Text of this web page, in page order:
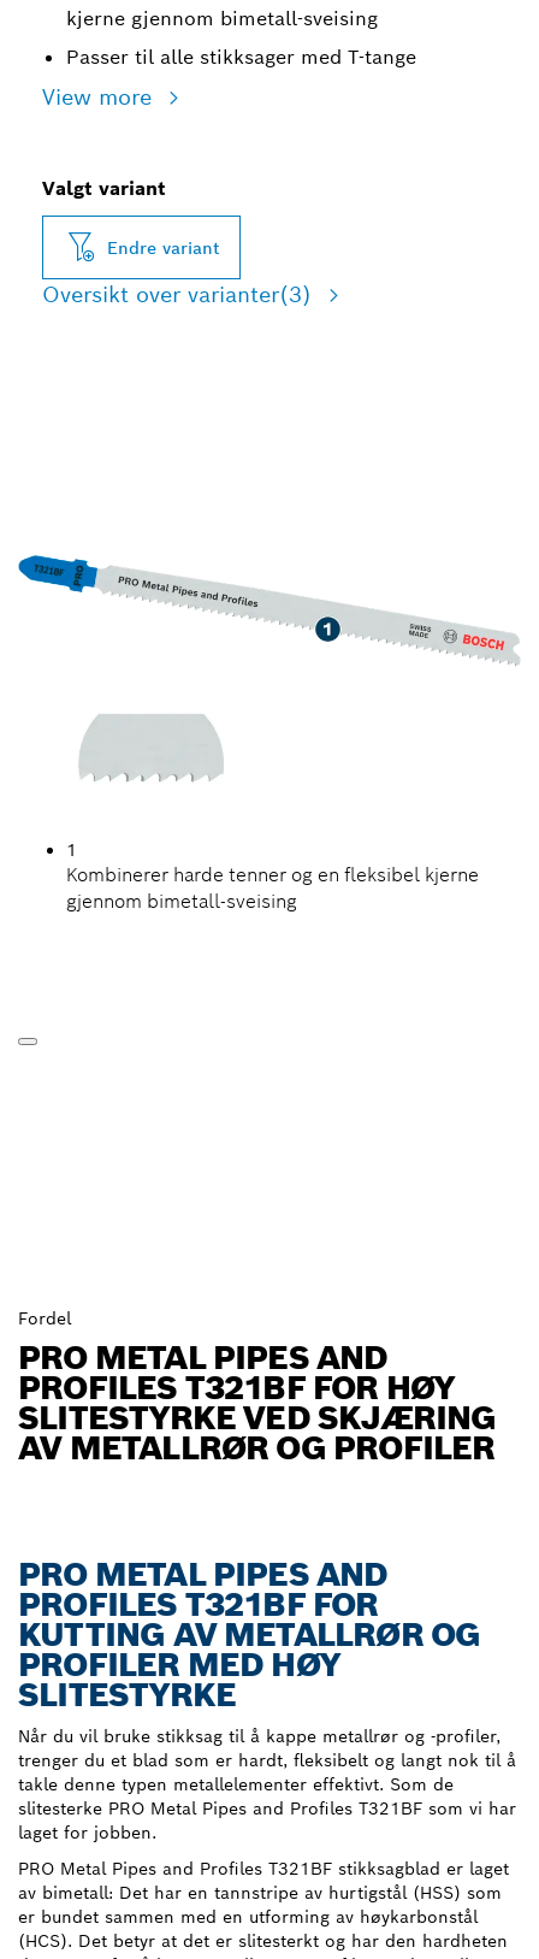
kjerne gjennom bimetall-sveising
Passer til alle stikksager med T-tange
View more
Valgt variant
Endre variant
Oversikt over varianter(3)
1
Kombinerer harde tenner og en fleksibel kjerne
gjennom bimetall-sveising
Fordel
PRO METAL PIPES AND
PROFILES T321BF FOR HØY
SLITESTYRKE VED SKJÆRING
AV METALLRØR OG PROFILER
PRO METAL PIPES AND
PROFILES T321BF FOR
KUTTING AV METALLRØR OG
PROFILER MED HØY
SLITESTYRKE
Når du vil bruke stikksag til å kappe metallrør og -profiler,
trenger du et blad som er hardt, fleksibelt og langt nok til å
takle denne typen metallelementer effektivt. Som de
slitesterke PRO Metal Pipes and Profiles T321BF som vi har
laget for jobben.
PRO Metal Pipes and Profiles T321BF stikksagblad er laget
av bimetall: Det har en tannstripe av hurtigstål (HSS) som
er bundet sammen med en utforming av høykarbonstål
(HCS). Det betyr at det er slitesterkt og har den hardheten